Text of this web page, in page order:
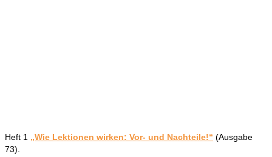
Heft 1 „Wie Lektionen wirken: Vor- und Nachteile!“ (Ausgabe
73).